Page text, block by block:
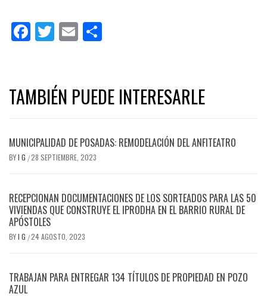
Facebook
Twitter
Email
TAMBIÉN PUEDE INTERESARLE
MUNICIPALIDAD DE POSADAS: REMODELACIÓN DEL ANFITEATRO
BYI G /28 SEPTIEMBRE, 2023
RECEPCIONAN DOCUMENTACIONES DE LOS SORTEADOS PARA LAS 50
VIVIENDAS QUE CONSTRUYE EL IPRODHA EN EL BARRIO RURAL DE
APÓSTOLES
BYI G /24 AGOSTO, 2023
TRABAJAN PARA ENTREGAR 134 TÍTULOS DE PROPIEDAD EN POZO
AZUL